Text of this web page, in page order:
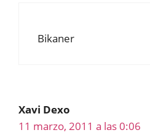
Bikaner
Xavi Dexo
11 marzo, 2011 a las 0:06